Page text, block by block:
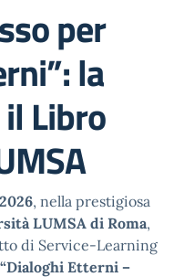
per
la
Libro
, nella prestigiosa
LUMSA di Roma,
di Service-Learning
“Dialoghi Etterni –